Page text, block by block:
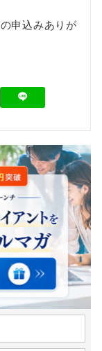
申込みありが